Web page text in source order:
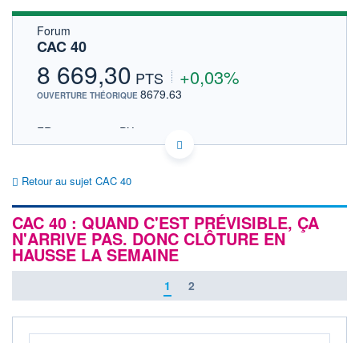
HISTORIQUE
Forum
CAC 40
8 669,30 PTS +0,03%
OUVERTURE THÉORIQUE 8679.63
FR0003500008 PX1
EURONEXT PARIS DONNÉES TEMPS RÉEL
8 680
OUVERTURE
8 684,27
CLÔTURE VEILLE
8 666,63
Retour au sujet CAC 40
CAC 40 : QUAND C'EST PRÉVISIBLE, ÇA
N'ARRIVE PAS. DONC CLÔTURE EN
HAUSSE LA SEMAINE
1 2